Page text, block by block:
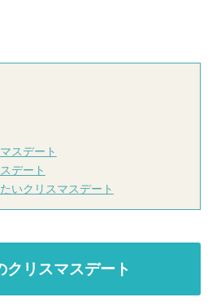
スデート
デート
いクリスマスデート
クリスマスデート